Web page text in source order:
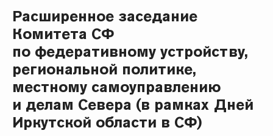
Расширенное заседание
Комитета СФ
по федеративному устройству,
региональной политике,
местному самоуправлению
и делам Севера (в рамках Дней
Иркутской области в СФ)